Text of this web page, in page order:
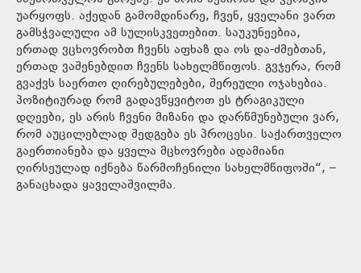
უარყოფს. აქედან გამომდინარე, ჩვენ, ყველანი ვართ
გამსჭვალული ამ სულისკვეთებით. საუკუნეებია,
ერთად ვცხოვრობთ ჩვენს აფხაზ და ოს და-ძმებთან,
ერთად ვაშენებდით ჩვენს სახელმწიფოს. გვჯერა, რომ
გვაქვს საერთო ღირებულებები, შერეული ოჯახებია.
პოზიტიურად რომ გადავწყვიტოთ ეს ტრაგიკული
დღეები, ეს არის ჩვენი მიზანი და დარწმუნებული ვარ,
რომ აუცილებლად შედგება ეს პროცესი. საქართველო
გაერთიანება და ყველა მცხოვრები ადამიანი
ღირსეულად იქნება წარმოჩენილი სახელმწიფოში“, –
განაცხადა ყაველაშვილმა.